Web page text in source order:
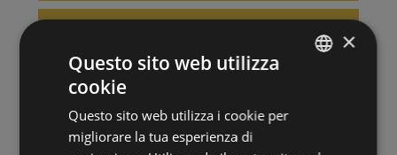
×
Questo sito web utilizza
cookie
Questo sito web utilizza i cookie per
migliorare la tua esperienza di